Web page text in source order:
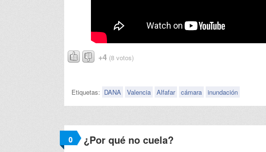
+4 (8 votos)
Etiquetas: DANA Valencia Alfafar cámara inundación
0 ¿Por qué no cuela?